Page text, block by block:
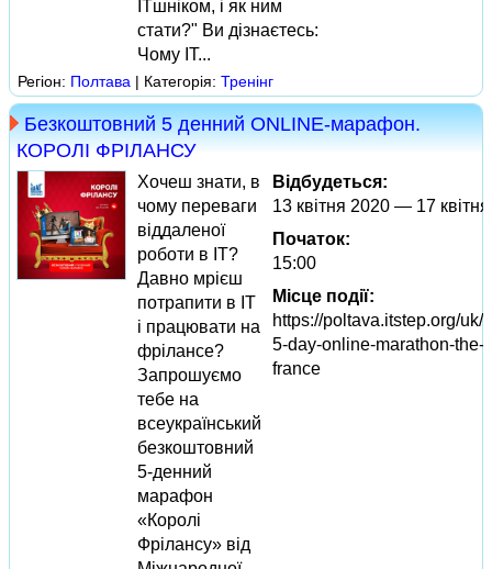
ITшніком, і як ним
стати?" Ви дізнаєтесь:
Чому IT...
Регіон: Полтава | Категорія: Тренінг
Безкоштовний 5 денний ONLINE-марафон.
КОРОЛІ ФРІЛАНСУ
Хочеш знати, в
чому переваги
віддаленої
роботи в IT?
Давно мрієш
потрапити в IT
і працювати на
фрілансе?
Запрошуємо
тебе на
всеукраїнський
безкоштовний
5-денний
марафон
«Королі
Фрілансу» від
Відбудеться:
13 квітня 2020 — 17
Початок:
15:00
Місце події:
https://poltava.itstep.org/uk/
5-day-online-marathon-the-
france